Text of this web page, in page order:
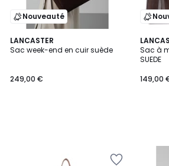
Nouveauté
LANCASTER
Sac week-end en cuir suède
249,00 €
Sac à
SUEDE
149,00